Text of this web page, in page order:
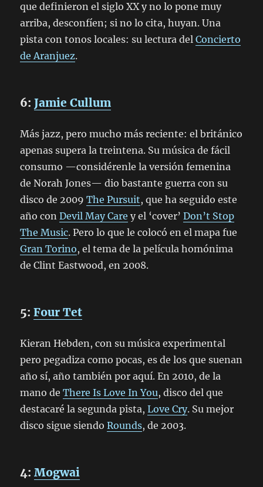
que definieron el siglo XX y no lo pone muy
arriba, desconfíen; si no lo cita, huyan. Una
pista con tonos locales: su lectura delConcierto
de Aranjuez.
6:Jamie Cullum
Más jazz, pero mucho más reciente: el británico
apenas supera la treintena. Su música de fácil
consumo —considérenle la versión femenina
de Norah Jones— dio bastante guerra con su
disco de 2009The Pursuit, que ha seguido este
año conDevil May Care y el ‘cover’Don’t Stop
The Music. Pero lo que le colocó en el mapa fue
Gran Torino, el tema de la película homónima
de Clint Eastwood, en 2008.
5:Four Tet
Kieran Hebden, con su música experimental
pero pegadiza como pocas, es de los que suenan
año sí, año también por aquí. En 2010, de la
mano deThere Is Love In You, disco del que
destacaré la segunda pista,Love Cry. Su mejor
disco sigue siendoRounds, de 2003.
4:Mogwai